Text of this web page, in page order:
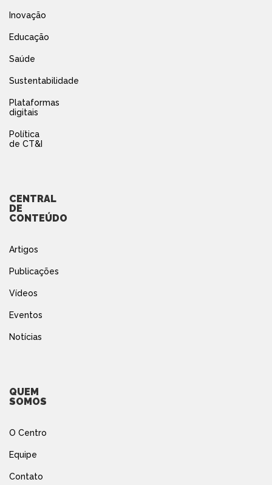
Inovação
Educação
Saúde
Sustentabilidade
Plataformas
digitais
Política
de CT&I
CENTRAL
DE
CONTEÚDO
Artigos
Publicações
Vídeos
Eventos
Notícias
QUEM
SOMOS
O Centro
Equipe
Contato